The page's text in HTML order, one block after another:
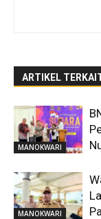
ARTIKEL
MANOKWARI
MANOKWARI